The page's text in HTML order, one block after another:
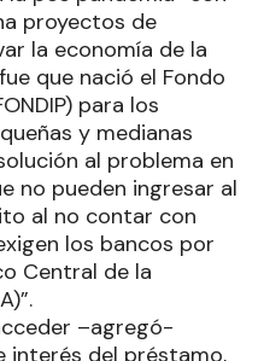
proyectos de
la economía de la
que nació el Fondo
para los
y medianas
al problema en
no pueden ingresar al
al no contar con
los bancos por
Central de la
–agregó-
interés del préstamo,